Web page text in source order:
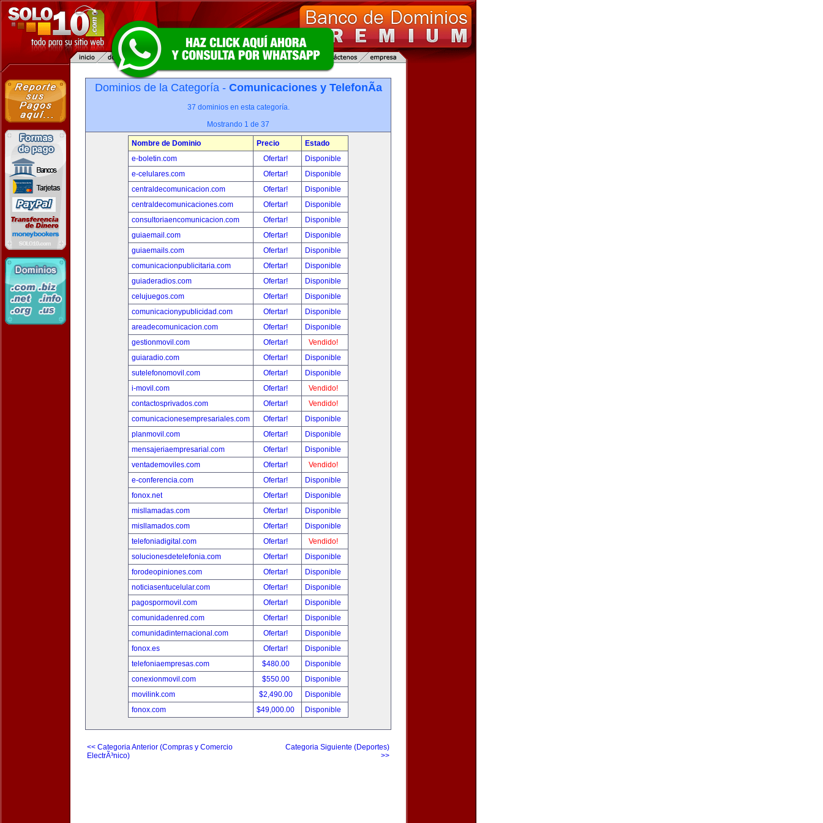
Dominios de la Categoría - Comunicaciones y TelefonÃ­a
37 dominios en esta categoría.
Mostrando 1 de 37
Nombre de Dominio Precio
Estado
e-boletin.com
Ofertar!
Disponible
e-celulares.com
Ofertar!
Disponible
centraldecomunicacion.com
Ofertar!
Disponible
centraldecomunicaciones.com
Ofertar!
Disponible
consultoriaencomunicacion.com
Ofertar!
Disponible
guiaemail.com
Ofertar!
Disponible
guiaemails.com
Ofertar!
Disponible
comunicacionpublicitaria.com
Ofertar!
Disponible
guiaderadios.com
Ofertar!
Disponible
celujuegos.com
Ofertar!
Disponible
comunicacionypublicidad.com
Ofertar!
Disponible
areadecomunicacion.com
Ofertar!
Disponible
gestionmovil.com
Ofertar!
Vendido!
guiaradio.com
Ofertar!
Disponible
sutelefonomovil.com
Ofertar!
Disponible
i-movil.com
Ofertar!
Vendido!
contactosprivados.com
Ofertar!
Vendido!
comunicacionesempresariales.com
Ofertar!
Disponible
planmovil.com
Ofertar!
Disponible
mensajeriaempresarial.com
Ofertar!
Disponible
ventademoviles.com
Ofertar!
Vendido!
e-conferencia.com
Ofertar!
Disponible
fonox.net
Ofertar!
Disponible
misllamadas.com
Ofertar!
Disponible
misllamados.com
Ofertar!
Disponible
telefoniadigital.com
Ofertar!
Vendido!
solucionesdetelefonia.com
Ofertar!
Disponible
forodeopiniones.com
Ofertar!
Disponible
noticiasentucelular.com
Ofertar!
Disponible
pagospormovil.com
Ofertar!
Disponible
comunidadenred.com
Ofertar!
Disponible
comunidadinternacional.com
Ofertar!
Disponible
fonox.es
Ofertar!
Disponible
telefoniaempresas.com
$480.00
Disponible
conexionmovil.com
$550.00
Disponible
movilink.com
$2,490.00
Disponible
fonox.com
$49,000.00 Disponible
<< Categoria Anterior (Compras y Comercio
ElectrÃ³nico)
Categoria Siguiente (Deportes)
>>